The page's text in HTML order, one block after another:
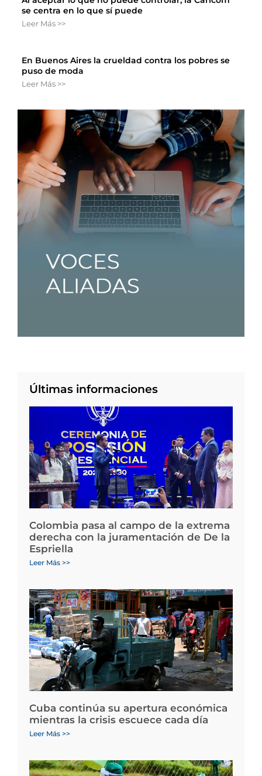
se centra en lo que sí puede
Leer Más >>
En Buenos Aires la crueldad contra los pobres se
puso de moda
Leer Más >>
Últimas informaciones
Colombia pasa al campo de la extrema
derecha con la juramentación de De la
Espriella
Leer Más >>
Cuba continúa su apertura económica
mientras la crisis escuece cada día
Leer Más >>